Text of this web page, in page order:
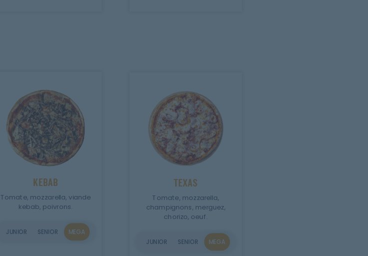
KEBAB
Tomate, mozzarella, viande
kebab, poivrons.
JUNIOR SENIOR MEGA
TEXAS
Tomate, mozzarella,
champignons, merguez,
chorizo, oeuf.
JUNIOR SENIOR MEGA